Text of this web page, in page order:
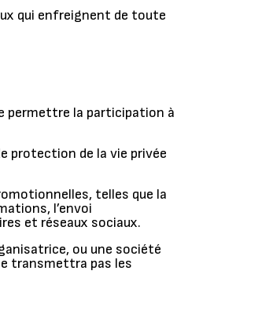
qui enfreignent de toute
permettre la participation à
protection de la vie privée
telles que la
l’envoi
et réseaux sociaux.
ou une société
transmettra pas les